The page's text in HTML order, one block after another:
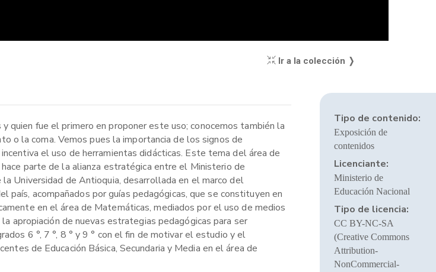
Ir a la colección ❭
quien fue el primero en proponer este uso; conocemos también la
o la coma. Vemos pues la importancia de los signos de
el uso de herramientas didácticas. Este tema del área de
parte de la alianza estratégica entre el Ministerio de
Universidad de Antioquia, desarrollada en el marco del
acompañados por guías pedagógicas, que se constituyen en
en el área de Matemáticas, mediados por el uso de medios
apropiación de nuevas estrategias pedagógicas para ser
6 °, 7 °, 8 ° y 9 ° con el fin de motivar el estudio y el
de Educación Básica, Secundaria y Media en el área de
Tipo de contenido:
Exposición de
contenidos
Licenciante:
Ministerio de
Educación Nacional
Tipo de licencia:
CC BY-NC-SA
(Creative Commons
Attribution-
NonCommercial-